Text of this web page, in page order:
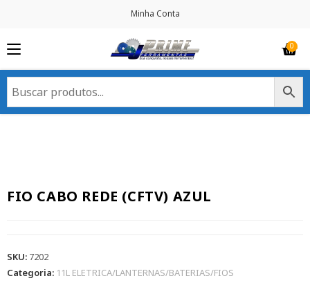
Minha Conta
FIO CABO REDE (CFTV) AZUL
SKU: 7202
Categoria: 11L ELETRICA/LANTERNAS/BATERIAS/FIOS